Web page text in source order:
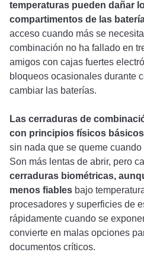
temperaturas pueden dañar
compartimentos de las
acceso cuando más se
combinación no ha fallado en
amigos con cajas fuertes
bloqueos ocasionales durante
cambiar las baterías.
Las cerraduras de
con principios físicos básicos
sin nada que se queme
Son más lentas de abrir, pero
cerraduras biométricas,
menos fiables bajo
procesadores y superficies de
rápidamente cuando se
convierte en malas opciones
documentos críticos.